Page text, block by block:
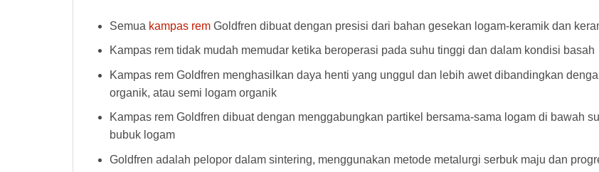
Semua kampas remGoldfren dibuat dengan presisi dari bahan gesekan logam-keramik dan
Kampas rem tidak mudah memudar ketika beroperasi pada suhu tinggi dan dalam kondisi basah
Kampas rem Goldfren menghasilkan daya henti yang unggul dan lebih awet dibandingkan
organik, atau semi logam organik
Kampas rem Goldfren dibuat dengan menggabungkan partikel bersama-sama logam di bawah
bubuk logam
Goldfren adalah pelopor dalam sintering, menggunakan metode metalurgi serbuk maju dan